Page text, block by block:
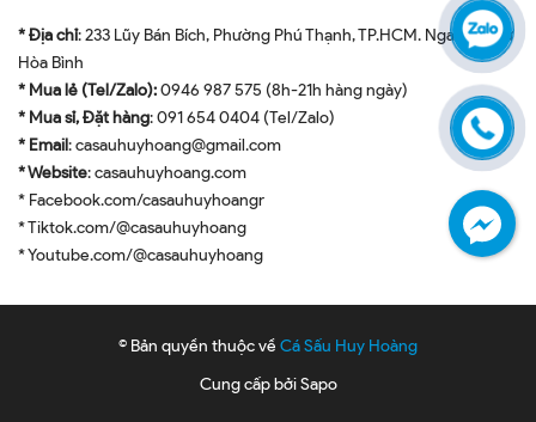
* Địa chỉ: 233 Lũy Bán Bích, Phường Phú Thạnh, TP.HCM. Ngay ngã tư
Hòa Bình
* Mua lẻ (Tel/Zalo):0946 987 575 (8h-21h hàng ngày)
* Mua sỉ, Đặt hàng: 091 654 0404 (Tel/Zalo)
* Email: casauhuyhoang@gmail.com
* Website: casauhuyhoang.com
* Facebook.com/casauhuyhoangr
* Tiktok.com/@casauhuyhoang
* Youtube.com/@casauhuyhoang
© Bản quyền thuộc về Cá Sấu Huy Hoàng
Cung cấp bởi Sapo